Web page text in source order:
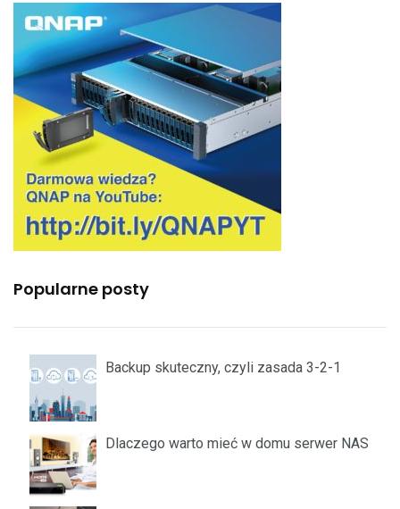
Popularne posty
Backup skuteczny, czyli zasada 3-2-1
Dlaczego warto mieć w domu serwer NAS